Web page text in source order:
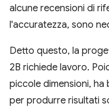
alcune recensioni di
l'accuratezza, sono
Detto questo, la
2B richiede lavoro.
piccole dimensioni,
per produrre risultati